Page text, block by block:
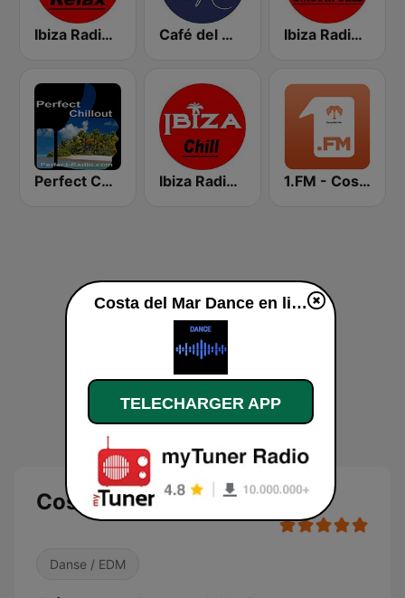
Ibiza Radios - Relax Café del Mar Chill Ibiza Radios - Smooth Jazz
Perfect Chillout Ibiza Radios - Chill 1.FM - Costa Del Mar
Costa del Mar Dance
Danse / EDM
Costa del Mar Dance en ligne
TELECHARGER APP